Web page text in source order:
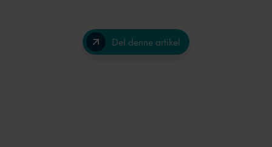
Del denne artikel